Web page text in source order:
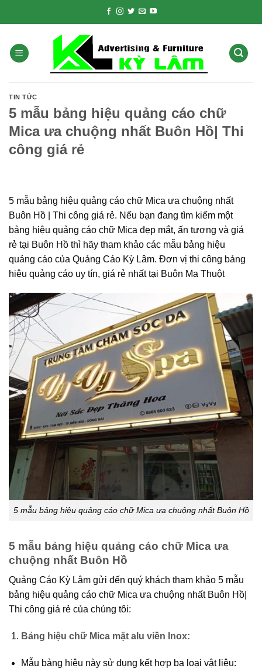
TIN TỨC
5 mẫu bảng hiệu quảng cáo chữ
Mica ưa chuộng nhất Buôn Hồ| Thi
công giá rẻ
5 mẫu bảng hiệu quảng cáo chữ Mica ưa chuộng nhất
Buôn Hồ | Thi công giá rẻ. Nếu bạn đang tìm kiếm một
bảng hiệu quảng cáo chữ Mica đẹp mắt, ấn tượng và giá
rẻ tại Buôn Hồ thì hãy tham khảo các mẫu bảng hiệu
quảng cáo của Quảng Cáo Kỳ Lâm. Đơn vị thi công bảng
hiệu quảng cáo uy tín, giá rẻ nhất tại Buôn Ma Thuột
5 mẫu bảng hiệu quảng cáo chữ Mica ưa chuộng nhất Buôn Hồ
5 mẫu bảng hiệu quảng cáo chữ Mica ưa
chuộng nhất Buôn Hồ
Quảng Cáo Kỳ Lâm gửi đến quý khách tham khảo 5 mẫu
bảng hiệu quảng cáo chữ Mica ưa chuộng nhất Buôn Hồ|
Thi công giá rẻ của chúng tôi:
Bảng hiệu chữ Mica mặt alu viền Inox:
Mẫu bảng hiệu này sử dụng kết hợp ba loại vật liệu: